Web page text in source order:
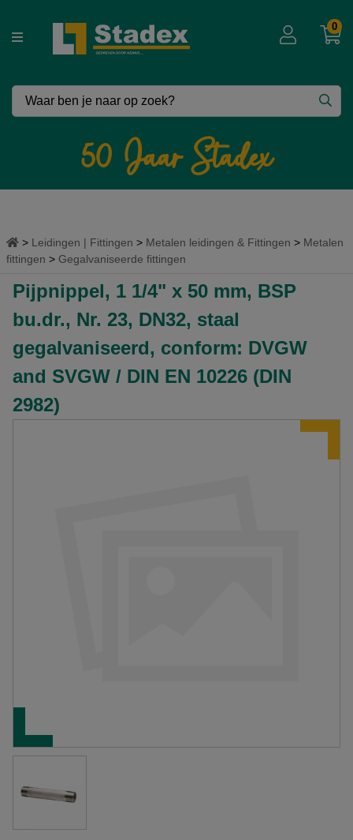
Vergeet niet in te loggen !!
Voor extra korting – zakelijke prijzen.
Inloggen
0
50 Jaar Stadex
Leidingen | Fittingen Metalen leidingen & Fittingen
Metalen
fittingen
Gegalvaniseerde fittingen
Pijpnippel, 1 1/4" x 50 mm, BSP
bu.dr., Nr. 23, DN32, staal
gegalvaniseerd, conform: DVGW
and SVGW / DIN EN 10226 (DIN
2982)